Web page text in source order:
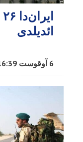
ائدیلدی
6 آوقوست 16:39